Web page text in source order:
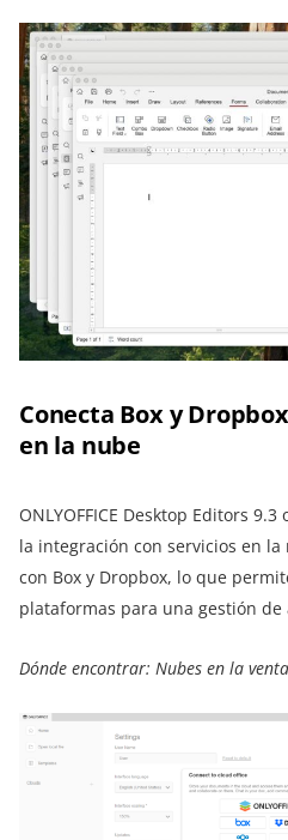
Conecta Box y
en la nube
ONLYOFFICE Desktop Editors
la integración con servicios en
con Box y Dropbox, lo que
plataformas para una gestión de
Dónde encontrar: Nubes en la